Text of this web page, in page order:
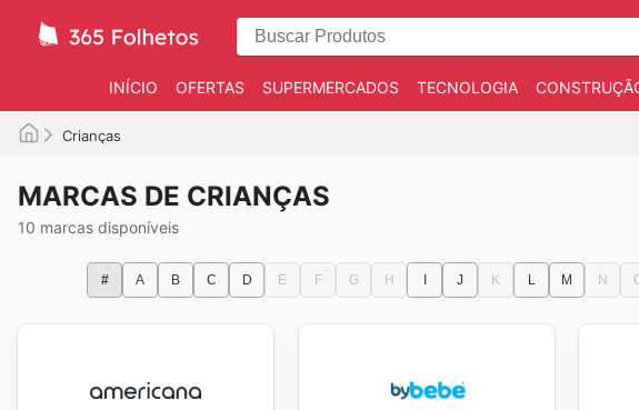
INÍCIO OFERTAS SUPERMERCADOS TECNOLOGIA
Crianças
MARCAS DE CRIANÇAS
10 marcas disponíveis
# A B C D E F G H J K L M N